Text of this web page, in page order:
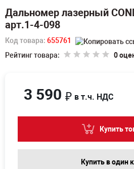
Дальномер лазерный
арт.1-4-098
Код товара: 655761
Рейтинг товара:
0
3 590 ₽ в т.ч. НДС
Купить
Купить в один